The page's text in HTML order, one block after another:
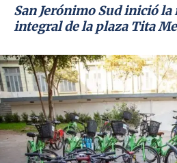
San Jerónimo Sud inició
integral de la plaza Tita